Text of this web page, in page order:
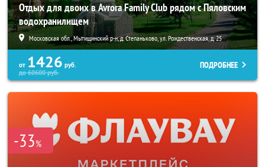
Отдых для двоих в Avrora Family Club рядом с Пяловским
водохранилищем
Московская обл., Мытищинский р-н, д. Степаньково, ул. Рождественская, д. 25
от 1426 руб.
до60600руб.
ПОДРОБНЕЕ
-33%